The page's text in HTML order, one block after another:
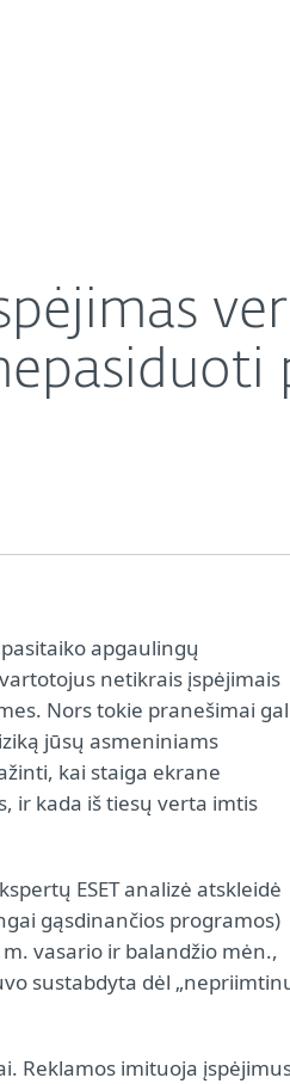
apgaulingų
netikrais įspėjimais
Nors tokie pranešimai
jūsų asmeniniams
kai staiga ekrane
ir kada iš tiesų verta imtis
ESET analizė atskleidė
gąsdinančios programos)
vasario ir balandžio mėn.,
sustabdyta dėl
Reklamos imituoja